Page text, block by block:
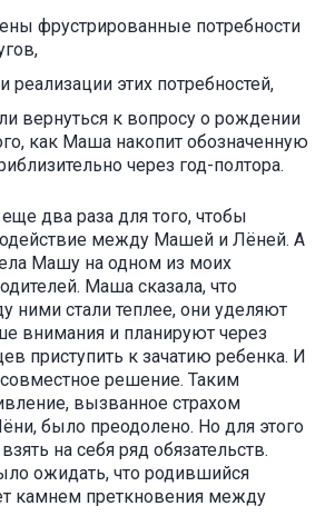
фрустрированные потребности
реализации этих потребностей,
вернуться к вопросу о рождении
как Маша накопит обозначенную
через год-полтора.
два раза для того, чтобы
между Машей и Лёней. А
Машу на одном из моих
Маша сказала, что
ними стали теплее, они уделяют
внимания и планируют через
приступить к зачатию ребенка. И
решение. Таким
вызванное страхом
было преодолено. Но для этого
на себя ряд обязательств.
ожидать, что родившийся
камнем преткновения между